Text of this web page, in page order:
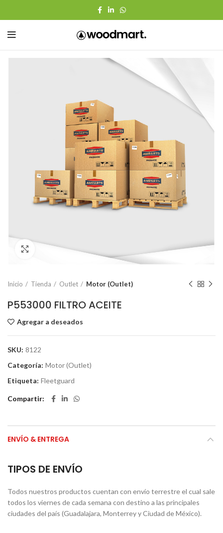
Click to enlarge
Inicio Tienda Outlet Motor (Outlet)
P553000 FILTRO ACEITE
Agregar a deseados
SKU: 8122
Categoría: Motor (Outlet)
Etiqueta: Fleetguard
Compartir
ENVÍO & ENTREGA
TIPOS DE ENVÍO
Todos nuestros productos cuentan con envío terrestre el cual sale
todos los viernes de cada semana con destino a las principales
ciudades del país (Guadalajara, Monterrey y Ciudad de México).